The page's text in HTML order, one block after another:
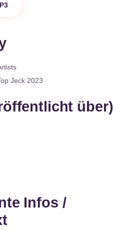
Jeck 2023
über)
Infos /